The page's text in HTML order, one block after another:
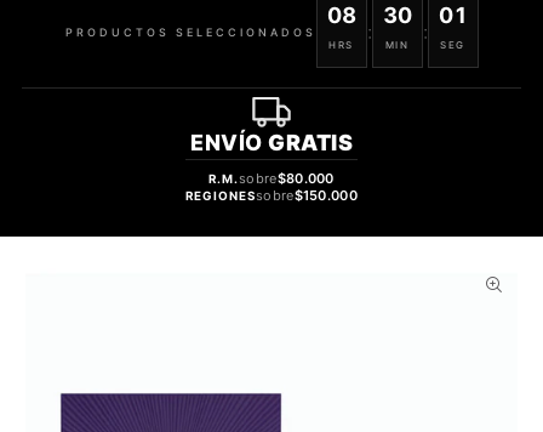
PRODUCTOS SELECCIONADOS
08
HRS
:
30
MIN
:
00
SEG
ENVÍO GRATIS
R.M.sobre$80.000
REGIONESsobre$150.000